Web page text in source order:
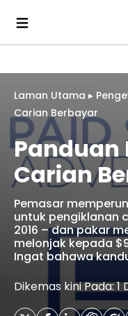
Laman Utama ▸
Carian Berbayar
Panduan
Carian
Pemasar
untuk pengiklanan
2016 – dan pakar
melonjak kepada
Ingat bahawa
Dikemas kini Pada: